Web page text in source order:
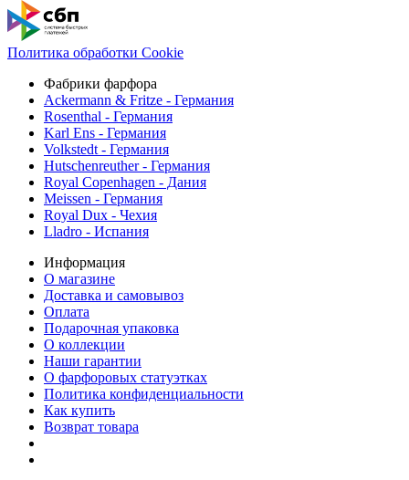
Политика обработки Cookie
Фабрики фарфора
Ackermann & Fritze - Германия
Rosenthal - Германия
Karl Ens - Германия
Volkstedt - Германия
Hutschenreuther - Германия
Royal Copenhagen - Дания
Meissen - Германия
Royal Dux - Чехия
Lladro - Испания
Информация
О магазине
Доставка и самовывоз
Оплата
Подарочная упаковка
О коллекции
Наши гарантии
О фарфоровых статуэтках
Политика конфиденциальности
Как купить
Возврат товара